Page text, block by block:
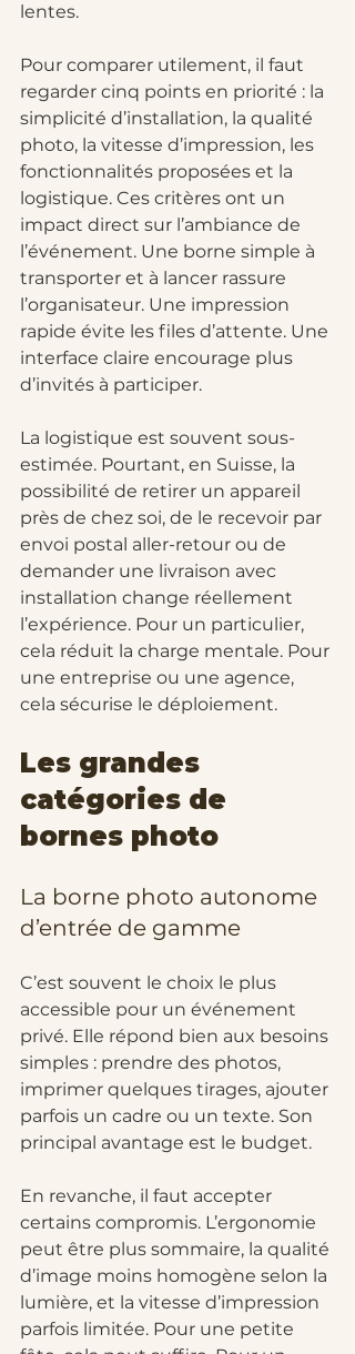
lentes.
Pour comparer utilement, il faut
regarder cinq points en priorité : la
simplicité d’installation, la qualité
photo, la vitesse d’impression, les
fonctionnalités proposées et la
logistique. Ces critères ont un
impact direct sur l’ambiance de
l’événement. Une borne simple à
transporter et à lancer rassure
l’organisateur. Une impression
rapide évite les files d’attente. Une
interface claire encourage plus
d’invités à participer.
La logistique est souvent sous-
estimée. Pourtant, en Suisse, la
possibilité de retirer un appareil
près de chez soi, de le recevoir par
envoi postal aller-retour ou de
demander une livraison avec
installation change réellement
l’expérience. Pour un particulier,
cela réduit la charge mentale. Pour
une entreprise ou une agence,
cela sécurise le déploiement.
Les grandes
catégories de
bornes photo
La borne photo autonome
d’entrée de gamme
C’est souvent le choix le plus
accessible pour un événement
privé. Elle répond bien aux besoins
simples : prendre des photos,
imprimer quelques tirages, ajouter
parfois un cadre ou un texte. Son
principal avantage est le budget.
En revanche, il faut accepter
certains compromis. L’ergonomie
peut être plus sommaire, la qualité
d’image moins homogène selon la
lumière, et la vitesse d’impression
parfois limitée. Pour une petite